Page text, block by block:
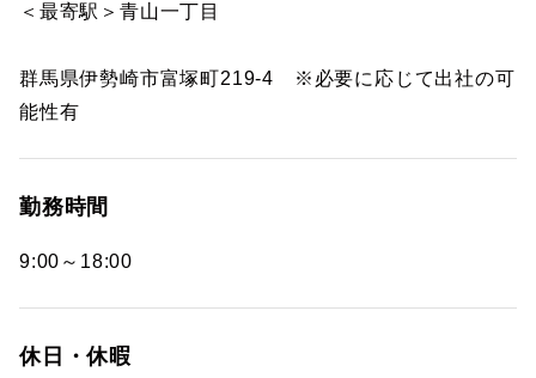
＜最寄駅＞青山一丁目
群馬県伊勢崎市富塚町219-4 ※必要に応じて出社の可
能性有
勤務時間
9:00～18:00
休日・休暇